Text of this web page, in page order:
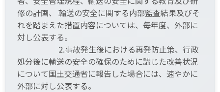
修の計画、 輸送の安全に関する内部監査結果及びそ
れを踏まえた措置内容については、毎年度、外部に
対し公表する。
2.事故発生後における再発防止策、行政
処分後に輸送の安全の確保のために講じた改善状況
について国土交通省に報告した場合には、速やかに
外部に対し公表する。